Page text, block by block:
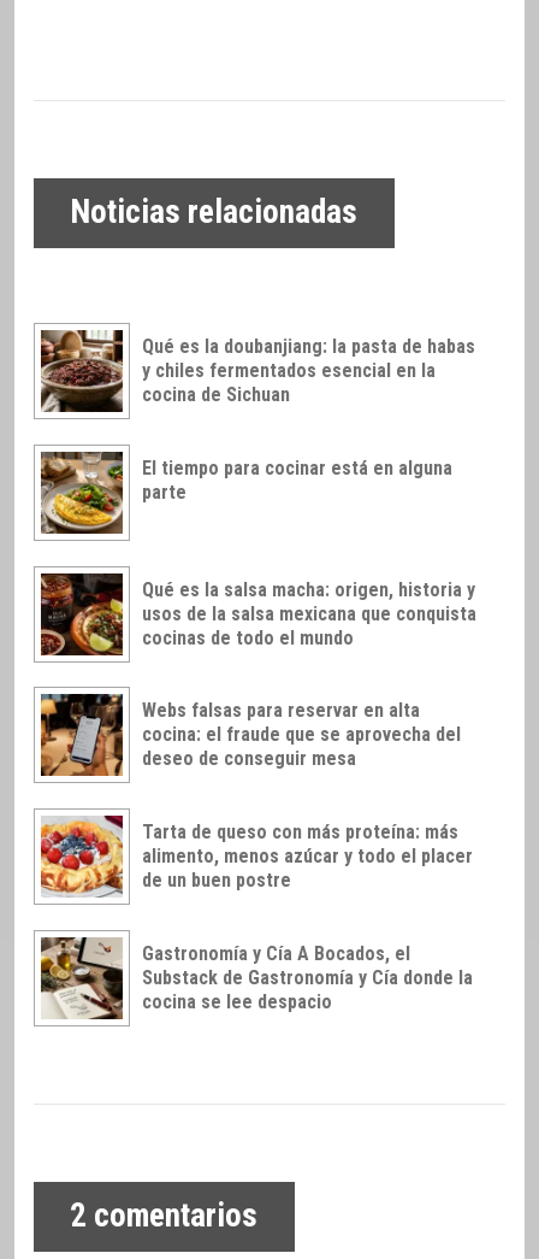
Noticias relacionadas
Qué es la doubanjiang: la pasta de habas
y chiles fermentados esencial en la
cocina de Sichuan
El tiempo para cocinar está en alguna
parte
Qué es la salsa macha: origen, historia y
usos de la salsa mexicana que conquista
cocinas de todo el mundo
Webs falsas para reservar en alta
cocina: el fraude que se aprovecha del
deseo de conseguir mesa
Tarta de queso con más proteína: más
alimento, menos azúcar y todo el placer
de un buen postre
Gastronomía y Cía A Bocados, el
Substack de Gastronomía y Cía donde la
cocina se lee despacio
2 comentarios